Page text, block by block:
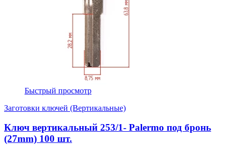
Быстрый просмотр
Заготовки ключей (Вертикальные)
Ключ вертикальный 253/1- Palermo под бронь
(27mm) 100 шт.